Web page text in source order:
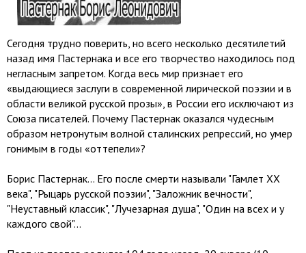
Сегодня трудно поверить, но всего несколько десятилетий
назад имя Пастернака и все его творчество находилось под
негласным запретом. Когда весь мир признает его
«выдающиеся заслуги в современной лирической поэзии и в
области великой русской прозы», в России его исключают из
Союза писателей. Почему Пастернак оказался чудесным
образом нетронутым волной сталинских репрессий, но умер
гонимым в годы «оттепели»?
Борис Пастернак... Его после смерти называли "Гамлет XX
века", "Рыцарь русской поэзии", "Заложник вечности",
"Неуставный классик", "Лучезарная душа", "Один на всех и у
каждого свой"...